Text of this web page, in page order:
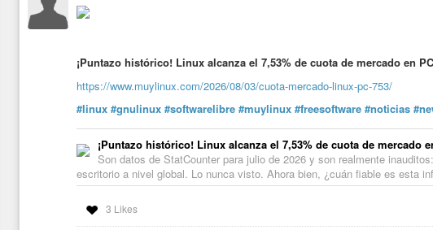
¡Puntazo histórico! Linux alcanza el 7,53% de cuota de mercado en PC
https://www.muylinux.com/2026/08/03/cuota-mercado-linux-pc-753/
#linux #gnulinux #softwarelibre #muylinux #freesoftware #noticias
¡Puntazo histórico! Linux alcanza el 7,53% de cuota de mercado
Son datos de StatCounter para julio de 2026 y son realmente
escritorio a nivel global. Lo nunca visto. Ahora bien, ¿cuán fiable es esta
3 Likes